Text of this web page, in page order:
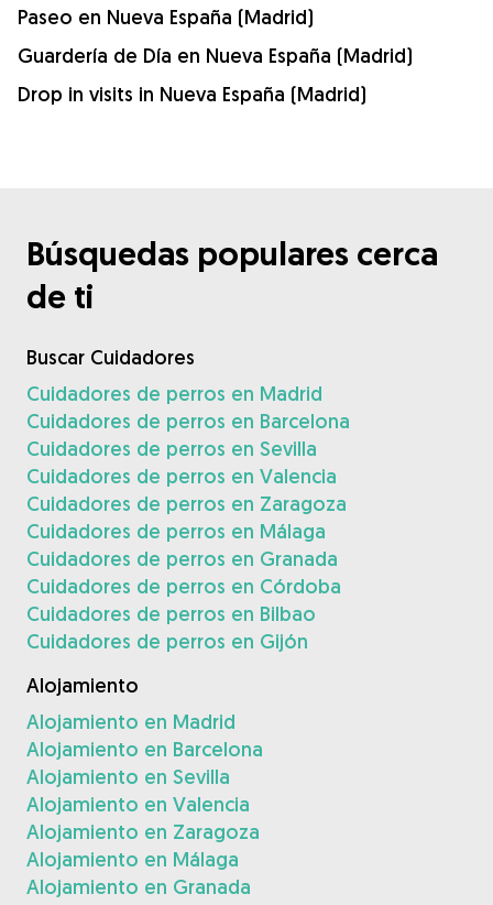
Paseo en Nueva España (Madrid)
Guardería de Día en Nueva España (Madrid)
Drop in visits in Nueva España (Madrid)
Búsquedas populares cerca
de ti
Buscar Cuidadores
Cuidadores de perros en Madrid
Cuidadores de perros en Barcelona
Cuidadores de perros en Sevilla
Cuidadores de perros en Valencia
Cuidadores de perros en Zaragoza
Cuidadores de perros en Málaga
Cuidadores de perros en Granada
Cuidadores de perros en Córdoba
Cuidadores de perros en Bilbao
Cuidadores de perros en Gijón
Alojamiento
Alojamiento en Madrid
Alojamiento en Barcelona
Alojamiento en Sevilla
Alojamiento en Valencia
Alojamiento en Zaragoza
Alojamiento en Málaga
Alojamiento en Granada